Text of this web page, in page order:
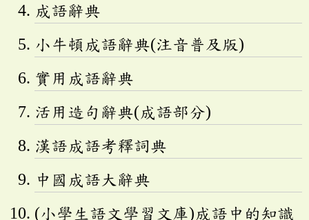
成語辭典
小牛頓成語辭典(注音普及版)
實用成語辭典
活用造句辭典(成語部分)
漢語成語考釋詞典
中國成語大辭典
(小學生語文學習文庫)成語中的知識